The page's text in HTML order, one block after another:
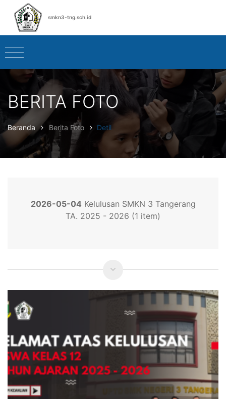
smkn3-tng.sch.id
BERITA FOTO
Beranda Berita Foto Detil
2026-05-04 Kelulusan SMKN 3 Tangerang
TA. 2025 - 2026 (1 item)